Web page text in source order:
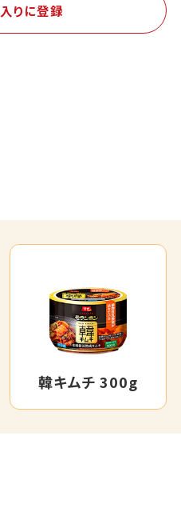
りに登録
韓キムチ 300g